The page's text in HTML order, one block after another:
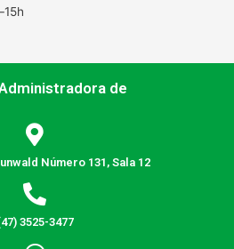
de
Número 131, Sala 12
3525-3477